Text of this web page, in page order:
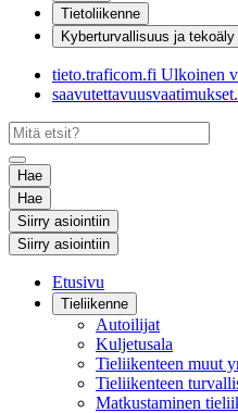
Tietoliikenne
Kyberturvallisuus ja tekoäly
tieto.traficom.fi Ulkoinen
Hae
Hae
Siirry asiointiin
Siirry asiointiin
Etusivu
Tieliikenne
Autoilijat
Kuljetusala
Tieliikenteen muut
Tieliikenteen
Matkustaminen